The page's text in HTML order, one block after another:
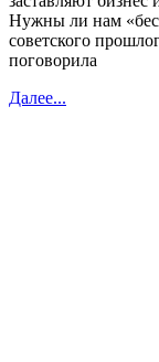
Нужны ли нам
советского
поговорила
Далее...